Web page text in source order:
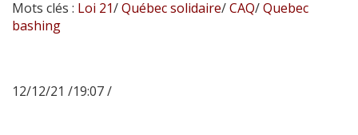
Mots clés : Loi 21/Québec solidaire/CAQ/Quebec
bashing
12/12/21 /19:07 /